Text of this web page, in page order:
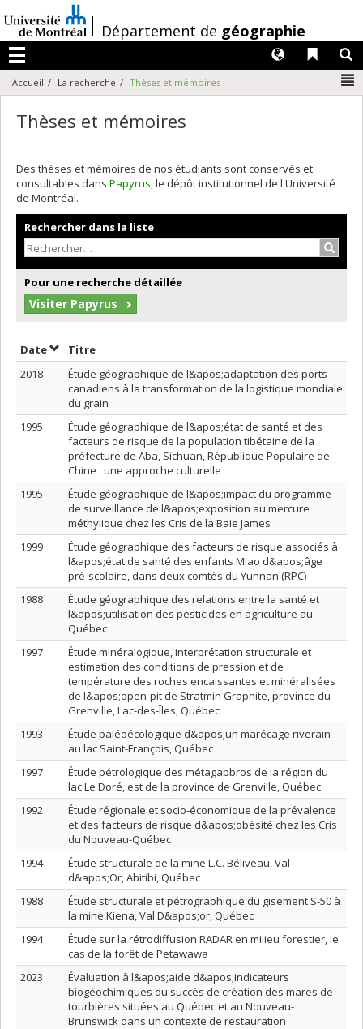
au
contenu
/Département de géographie
Menu
Liens
Langues
Accueil La recherche Thèses et mémoires
Thèses et mémoires
Des thèses et mémoires de nos étudiants sont conservés et
consultables dans Papyrus, le dépôt institutionnel de l'Université
de Montréal.
Rechercher dans la liste
Pour une recherche détaillée
Visiter Papyrus
DateTrier par date en ordre croissant
Titre
2018
Étude géographique de l&apos;adaptation des ports
canadiens à la transformation de la logistique mondiale
du grain
1995
Étude géographique de l&apos;état de santé et des
facteurs de risque de la population tibétaine de la
préfecture de Aba, Sichuan, République Populaire de
Chine : une approche culturelle
1995
Étude géographique de l&apos;impact du programme
de surveillance de l&apos;exposition au mercure
méthylique chez les Cris de la Baie James
1999
Étude géographique des facteurs de risque associés à
l&apos;état de santé des enfants Miao d&apos;âge
pré-scolaire, dans deux comtés du Yunnan (RPC)
1988
Étude géographique des relations entre la santé et
l&apos;utilisation des pesticides en agriculture au
Québec
1997
Étude minéralogique, interprétation structurale et
estimation des conditions de pression et de
température des roches encaissantes et minéralisées
de l&apos;open-pit de Stratmin Graphite, province du
Grenville, Lac-des-Îles, Québec
1993
Étude paléoécologique d&apos;un marécage riverain
au lac Saint-François, Québec
1997
Étude pétrologique des métagabbros de la région du
lac Le Doré, est de la province de Grenville, Québec
1992
Étude régionale et socio-économique de la prévalence
et des facteurs de risque d&apos;obésité chez les Cris
du Nouveau-Québec
1994
Étude structurale de la mine L.C. Béliveau, Val
d&apos;Or, Abitibi, Québec
1988
Étude structurale et pétrographique du gisement S-50 à
la mine Kiena, Val D&apos;or, Québec
1994
Étude sur la rétrodiffusion RADAR en milieu forestier, le
cas de la forêt de Petawawa
2023
Évaluation à l&apos;aide d&apos;indicateurs
biogéochimiques du succès de création des mares de
tourbières situées au Québec et au Nouveau-
Brunswick dans un contexte de restauration